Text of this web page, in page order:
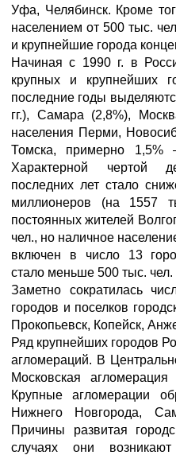
Уфа, Челябинск. Кроме
населением от 500 тыс.
и крупнейшие города
Начиная с 1990 г. в
крупных и крупнейших
последние годы
гг.), Самара (2,8%),
населения Перми,
Томска, примерно
Характерной чертой
последних лет стало
миллионеров (на 1557
постоянных жителей
чел., но наличное
включен в число 13
стало меньше 500 тыс. чел.
Заметно сократилась
городов и поселков
Прокопьевск, Копейск,
Ряд крупнейших городов
агломераций. В
Московская
Крупные агломерации
Нижнего Новгорода,
Причины развитая
случаях они